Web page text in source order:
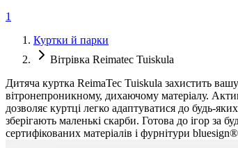
1
Куртки й парки
Вітрівка Reimatec Tuiskula
Дитяча куртка ReimaTec Tuiskula захистить
вітронепроникному, дихаючому матеріалу.
дозволяє куртці легко адаптуватися до будь-
зберігають маленькі скарби. Готова до ігор за
сертифікованих матеріалів і фурнітури